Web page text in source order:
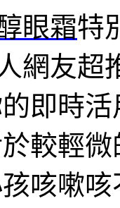
眼霜特
網友超
即時活
較輕
咳嗽